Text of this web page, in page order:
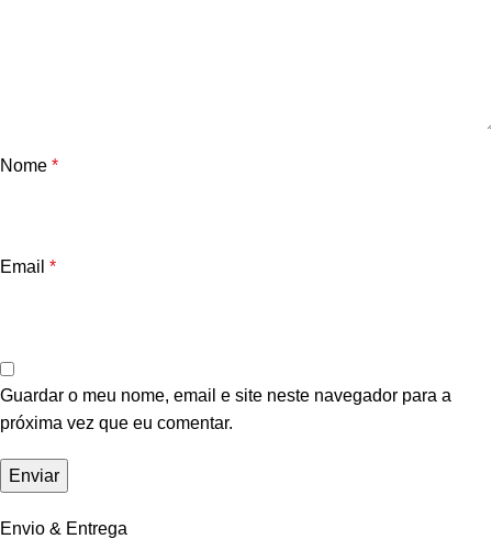
Nome *
Email *
Guardar o meu nome, email e site neste navegador para a
próxima vez que eu comentar.
Envio & Entrega